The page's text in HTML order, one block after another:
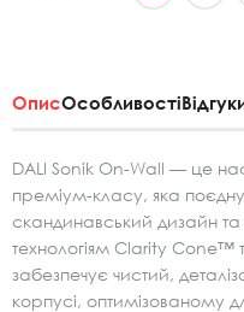
ОписОсобливості
DALI Sonik On-Wall — це
преміум-класу, яка
скандинавський дизайн
технологіям Clarity Cone™
забезпечує чистий,
корпусі, оптимізованому